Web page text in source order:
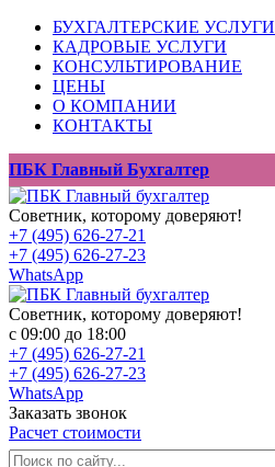
БУХГАЛТЕРСКИЕ УСЛУГИ
КАДРОВЫЕ УСЛУГИ
КОНСУЛЬТИРОВАНИЕ
ЦЕНЫ
О КОМПАНИИ
КОНТАКТЫ
ПБК Главный Бухгалтер
Советник, которому доверяют!
+7 (495) 626-27-21
+7 (495) 626-27-23
WhatsApp
Советник, которому доверяют!
с 09:00 до 18:00
+7 (495) 626-27-21
+7 (495) 626-27-23
WhatsApp
Заказать звонок
Расчет стоимости